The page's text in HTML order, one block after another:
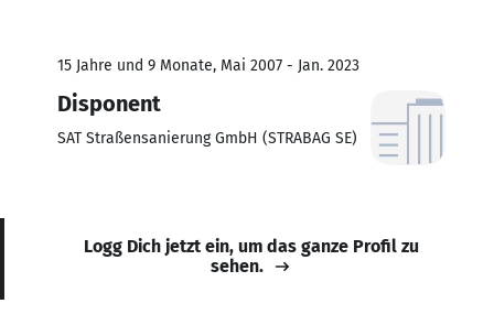
15 Jahre und 9 Monate, Mai 2007 - Jan. 2023
Disponent
SAT Straßensanierung GmbH (STRABAG SE)
Logg Dich jetzt ein, um das ganze Profil zu
sehen.